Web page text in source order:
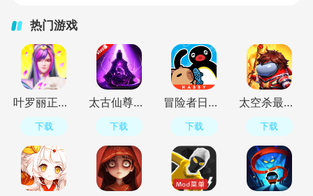
热门游戏
叶罗丽正版手游v27.1.6 最新版
下载
太古仙尊正版手游v1.86 官服
下载
冒险者日记手游最新版v1.9.1 安卓版
下载
太空杀最新版本v1.80.7.002 官方版
下载